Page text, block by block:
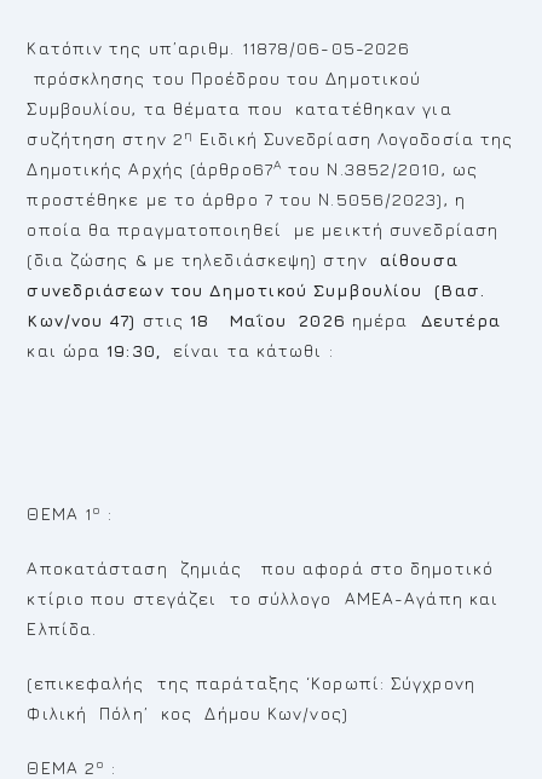
Κατόπιν της υπ’αριθμ. 11878/06-05-2026
πρόσκλησης του Προέδρου του Δημοτικού
Συμβουλίου, τα θέματα που κατατέθηκαν για
συζήτηση στην 2 η
Ειδική Συνεδρίαση Λογοδοσία της
Δημοτικής Αρχής (άρθρο67Α του Ν.3852/2010, ως
προστέθηκε με το άρθρο 7 του Ν.5056/2023), η
οποία θα πραγματοποιηθεί με μεικτή συνεδρίαση
(δια ζώσης & με τηλεδιάσκεψη) στηναίθουσα
συνεδριάσεων του Δημοτικού Συμβουλίου (Βασ.
Κων/νου 47) στις 18 Μαΐου 2026 ημέρα
Δευτέρα
και ώρα 19:30, είναι τα κάτωθι :
ΘΕΜΑ 1 ο :
Αποκατάσταση ζημιάς που αφορά στο δημοτικό
κτίριο που στεγάζει το σύλλογο ΑΜΕΑ-Αγάπη και
Ελπίδα.
(επικεφαλής της παράταξης ‘Κορωπί: Σύγχρονη
Φιλική Πόλη’ κος Δήμου Κων/νος)
ΘΕΜΑ 2 ο :